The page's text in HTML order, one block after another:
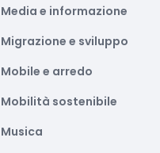
Media e informazione
Migrazione e sviluppo
Mobile e arredo
Mobilità sostenibile
Musica